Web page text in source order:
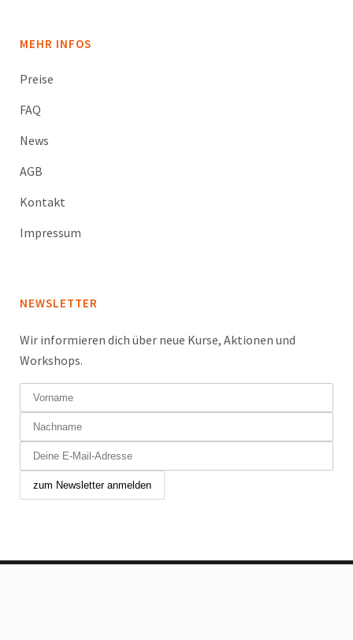
MEHR INFOS
Preise
FAQ
News
AGB
Kontakt
Impressum
NEWSLETTER
Wir informieren dich über neue Kurse, Aktionen und
Workshops.